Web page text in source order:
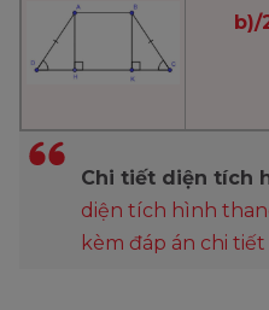
b)/
Chi tiết diện tích
diện tích hình
kèm đáp án chi tiết